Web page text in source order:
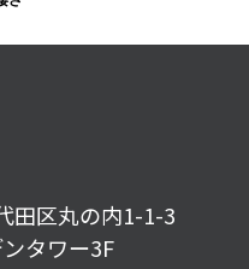
田区丸の内1-1-3
タワー3F